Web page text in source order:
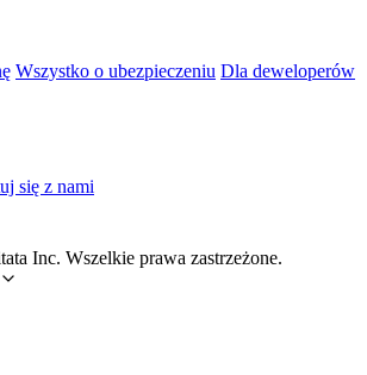
Wszystko o ubezpieczeniu Dla deweloperów
się z nami
Inc. Wszelkie prawa zastrzeżone.